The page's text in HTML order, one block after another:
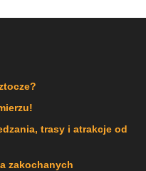
trasy i atrakcje od
zakochanych